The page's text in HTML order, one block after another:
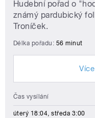
Hudební pořad o
známý pardubický
Troníček.
Délka pořadu: 56 minut
Čas vysílání
úterý 18:04, středa 3:00